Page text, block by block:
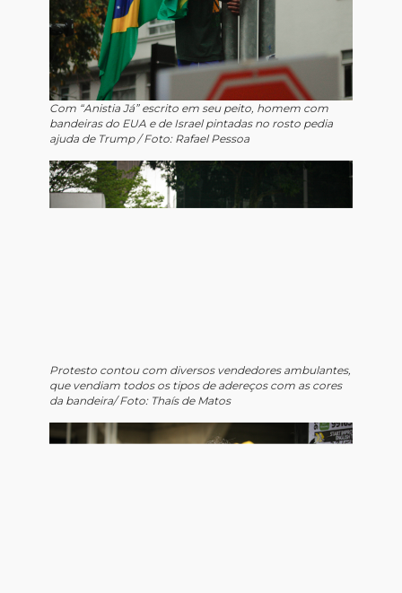
Com “Anistia Já” escrito em seu peito, homem com
bandeiras do EUA e de Israel pintadas no rosto pedia
ajuda de Trump / Foto: Rafael Pessoa
Protesto contou com diversos vendedores ambulantes,
que vendiam todos os tipos de adereços com as cores
da bandeira/ Foto: Thaís de Matos